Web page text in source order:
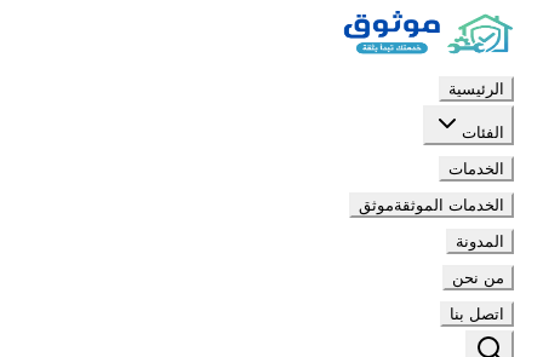
الرئيسية
الفئات
الخدمات
الخدمات الموثقةموثق
المدونة
من نحن
اتصل بنا